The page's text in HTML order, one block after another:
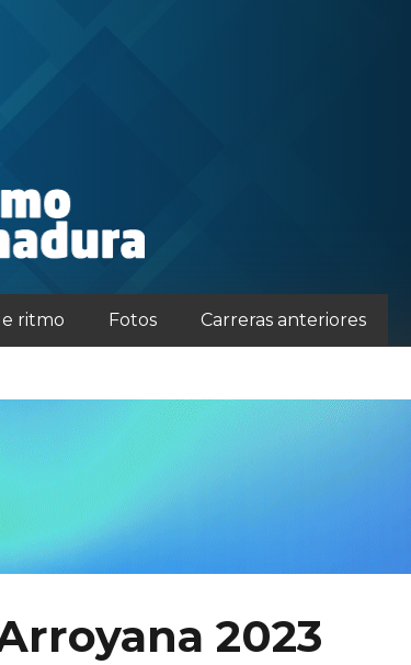
ritmo Fotos Carreras anteriores
2023